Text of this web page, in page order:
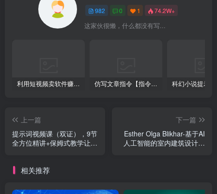
982 0 1 74.2W+
这家伙很懒，什么都没有写...
利用短视频卖软件赚钱，新手小白轻松月入10000+！ 仿写文章指令【指令+教程】
上一篇
提示词视频课（双证），9节
全方位精讲+保姆式教学让你
下一篇
Esther Olga Blikhar-基于AI
人工智能的室内建筑设计教
相关推荐